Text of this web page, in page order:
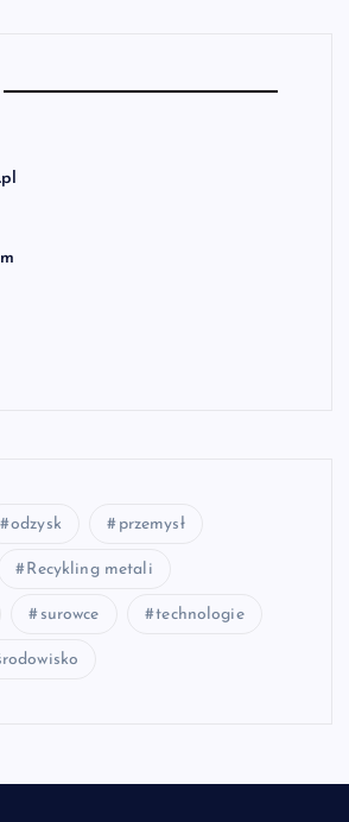
odzysk przemysł
Recykling metali
surowce technologie